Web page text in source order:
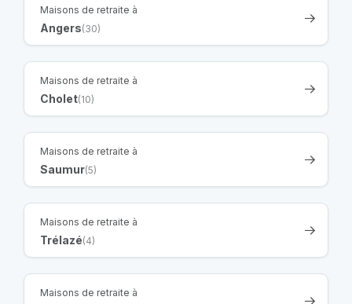
Maisons de retraite à
Angers(30)
Maisons de retraite à
Cholet(10)
Maisons de retraite à
Saumur(5)
Maisons de retraite à
Trélazé(4)
Maisons de retraite à